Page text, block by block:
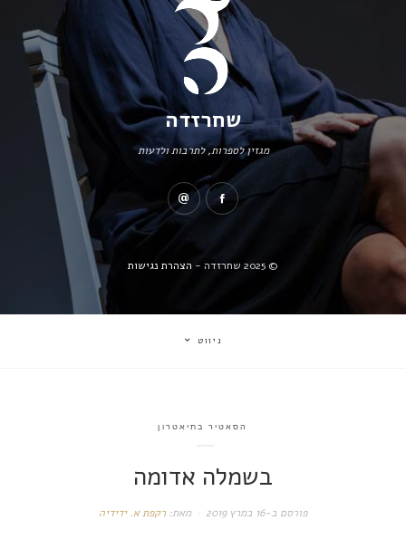
שחרזדה
מגזין לספרות, לתרבות ולדעות
© 2025 שחרזדה - הצהרת נגישות
ניווט
הסאטיר בתיאטרון
בשמלה אדומה
פורסם ב-16 במרץ 2019 מאת:רקפת א. ידידיה